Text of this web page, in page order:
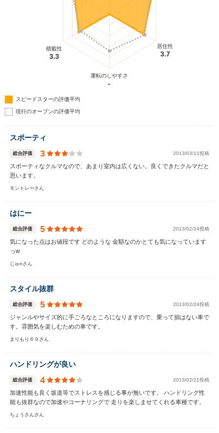
居住性
3.7
運転のしやすさ
-
積載性
3.3
スピードスターの評価平均
現行のオープンの評価平均
スポーティ
総合評価 3 2013/03/11投稿
スポーティなクルマなので、あまり室内は広くない。良くできたクルマだと
思います。
モントレーさん
はにー
総合評価 5 2013/02/24投稿
気になった点はお値段です どのような 金額なのかとても気になっています
っw
じゅnさん
スタイル抜群
総合評価 5 2013/02/24投稿
ジャンルやサイズ的に手ごろなところになりますので、乗って損はない車で
す。雰囲気を楽しむための車です。
まりもり６９さん
ハンドリングが良い
総合評価 4 2013/02/21投稿
加速性能も良く坂道等でストレスを感じる事が無いです。 ハンドリング性
能も抜群なので加速やコーナリングで 走りを楽しませてくれる車種です。
ちょうさんさん